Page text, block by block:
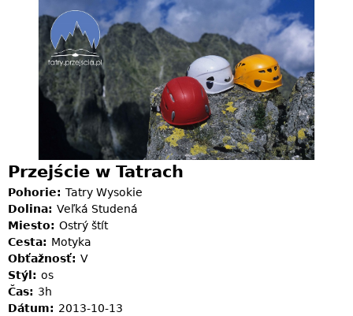
Jump to navigation
Przejście w Tatrach
Pohorie: Tatry Wysokie
Dolina: Veľká Studená
Miesto: Ostrý štít
Cesta: Motyka
Obťažnosť: V
Stýl: os
Čas: 3h
Dátum: 2013-10-13